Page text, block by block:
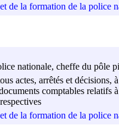
de la formation de la police
nationale, cheffe du pôle
actes, arrêtés et
comptables
de la formation de la police